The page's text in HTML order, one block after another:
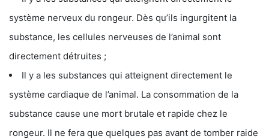
système nerveux du rongeur. Dès qu’ils ingurgitent la
substance, les cellules nerveuses de l’animal sont
directement détruites ;
Il y a les substances qui atteignent directement le
système cardiaque de l’animal. La consommation de la
substance cause une mort brutale et rapide chez le
rongeur. Il ne fera que quelques pas avant de tomber raide